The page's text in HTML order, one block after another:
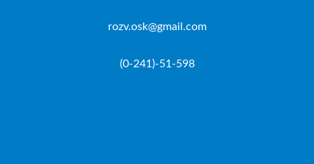
rozv.osk@gmail.com
(0-241)-51-598